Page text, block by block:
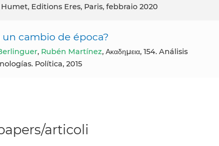
Editions Eres, Paris, febbraio 2020
cambio de época?
, Rubén Martínez, Ακαδημεια, 154. Análisis
Política, 2015
articoli